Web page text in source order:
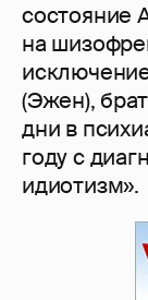
состояние
на
(Эжен),
дни в
году с
идиотизм».